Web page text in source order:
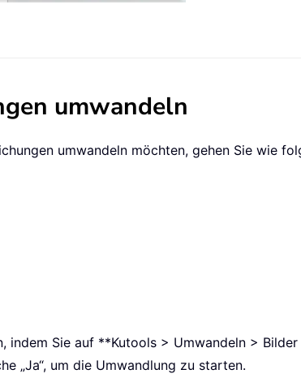
umwandeln
umwandeln möchten, gehen Sie wie
indem Sie auf **Kutools > Umwandeln >
„Ja“, um die Umwandlung zu starten.